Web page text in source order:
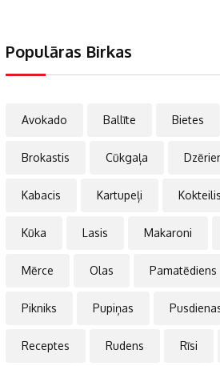
Populāras Birkas
Avokado Ballīte Bietes
Brokastis Cūkgaļa
Kabacis Kartupeļi Kokteilis
Kūka Lasis Makaroni
Mērce Olas Pamatēdiens
Pikniks Pupiņas
Receptes Rudens Rīsi